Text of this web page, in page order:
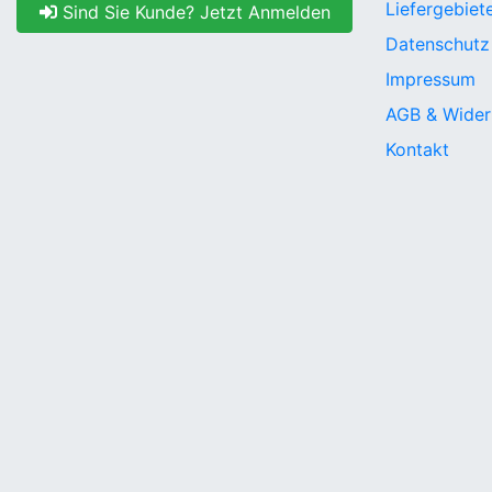
Sind Sie Kunde? Jetzt Anmelden
Datenschutz
Impressum
AGB &
Kontakt